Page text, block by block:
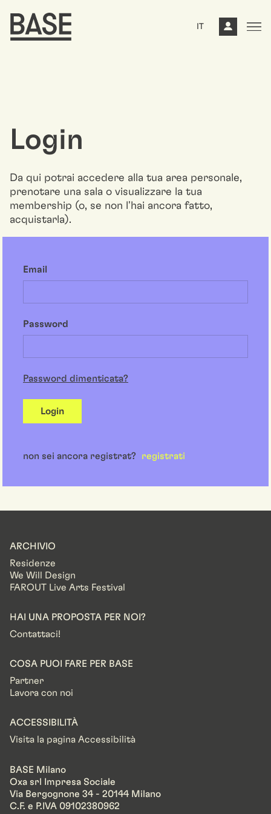
IT
Login
Da qui potrai accedere alla tua area personale,
prenotare una sala o visualizzare la tua
membership (o, se non l'hai ancora fatto,
acquistarla).
Email
Password
Password dimenticata?
Login
non sei ancora registrat? registrati
ARCHIVIO
Residenze
We Will Design
FAROUT Live Arts Festival
HAI UNA PROPOSTA PER NOI?
Contattaci!
COSA PUOI FARE PER BASE
Partner
Lavora con noi
ACCESSIBILITÀ
Visita la pagina Accessibilità
BASE Milano
Oxa srl Impresa Sociale
Via Bergognone 34 - 20144 Milano
C.F. e P.IVA 09102380962